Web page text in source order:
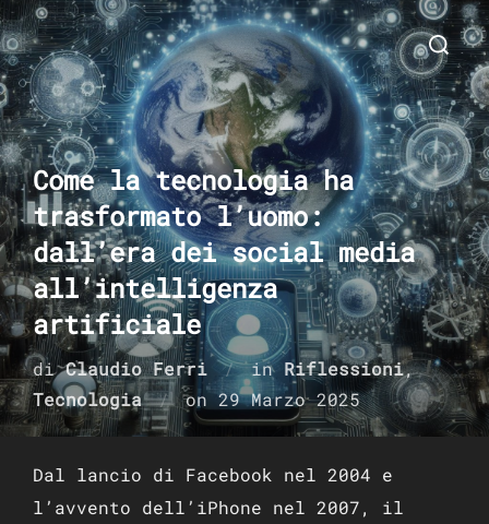
Salta
al
contenuto
Cerca
per:
Come la tecnologia ha
trasformato l’uomo:
dall’era dei social media
all’intelligenza
artificiale
diClaudio Ferri in Riflessioni,
Tecnologia
onPubblicato
il
29 Marzo 2025
Dal lancio di Facebook nel 2004 e
l’avvento dell’iPhone nel 2007, il